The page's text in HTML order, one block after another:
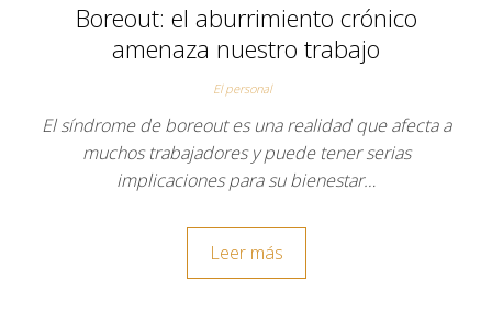
Boreout: el aburrimiento crónico
amenaza nuestro trabajo
El personal
El síndrome de boreout es una realidad que afecta a
muchos trabajadores y puede tener serias
implicaciones para su bienestar…
Leer más